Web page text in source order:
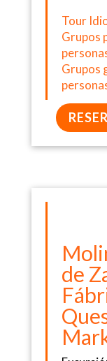
Tour
Grupos
Grupos
de